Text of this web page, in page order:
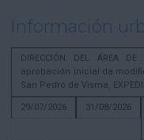
Información
DIRECCIÓN DEL ÁREA DE
aprobación inicial da
San Pedro de Visma,
29/07/2026
31/08/2026